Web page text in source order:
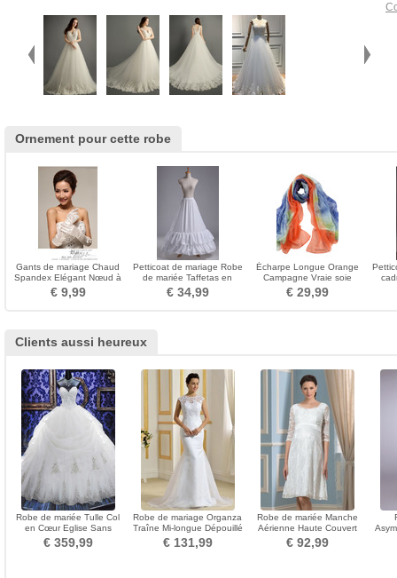
Ornement pour cette robe
Gants de mariage Chaud
Spandex Elégant Nœud à
Boucles Longue
€ 9,99
Petticoat de mariage Robe
de mariée Taffetas en
polyester Deux jantes
€ 34,99
Écharpe Longue Orange
Campagne Vraie soie
Ombre Vaporiser la fleur
€ 29,99
Clients aussi heureux
Robe de mariée Tulle Col
en Cœur Eglise Sans
Manches Ancien Cristal
€ 359,99
Robe de mariage Organza
Traîne Mi-longue Dépouillé
Petit collier circulaire
€ 131,99
Robe de mariée Manche
Aérienne Haute Couvert
Taille haute Col rond
€ 92,99